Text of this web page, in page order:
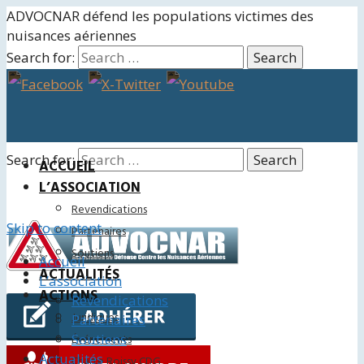
ADVOCNAR défend les populations victimes des
nuisances aériennes
Search for:
Search for:
ACCUEIL
L’ASSOCIATION
Revendications
Partenaires
Soutiens
ACTUALITÉS
ACTIONS
Juridiques
Événements
Skip to content
Accueil
L’association
Revendications
Partenaires
Soutiens
Actualités